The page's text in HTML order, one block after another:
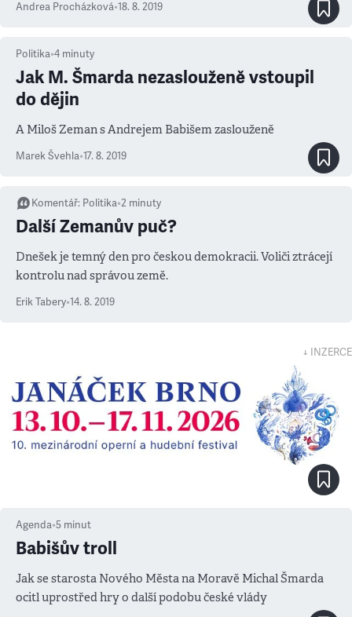
Andrea Procházková•18. 8. 2019
Politika•4 minuty
Jak M. Šmarda nezaslouženě vstoupil
do dějin
A Miloš Zeman s Andrejem Babišem zaslouženě
Marek Švehla•17. 8. 2019
Komentář: Politika•2 minuty
Další Zemanův puč?
Dnešek je temný den pro českou demokracii. Voliči ztrácejí
kontrolu nad správou země.
Erik Tabery•14. 8. 2019
↓ INZERCE
Agenda•5 minut
Babišův troll
Jak se starosta Nového Města na Moravě Michal Šmarda
ocitl uprostřed hry o další podobu české vlády